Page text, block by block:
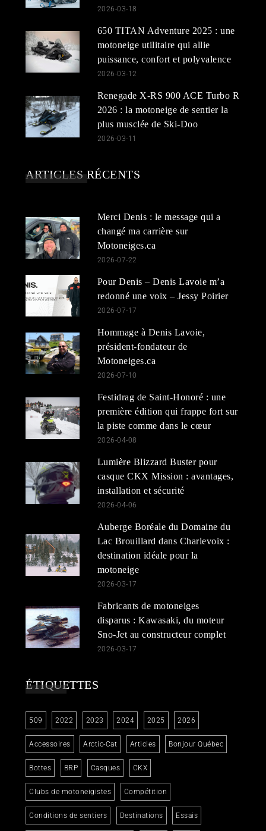
2026-03-18
650 TITAN Adventure 2025 : une
motoneige utilitaire qui allie
puissance, confort et polyvalence
2026-03-12
Renegade X-RS 900 ACE Turbo R
2026 : la motoneige de sentier la
plus musclée de Ski-Doo
2026-03-11
ARTICLES RÉCENTS
Merci Denis : le message qui a
changé ma carrière sur
Motoneiges.ca
2026-07-22
Pour Denis – Denis Lavoie m’a
redonné une voix – Jessy Poirier
2026-07-17
Hommage à Denis Lavoie,
président-fondateur de
Motoneiges.ca
2026-07-10
Festidrag de Saint-Honoré : une
première édition qui frappe fort sur
la piste comme dans le cœur
2026-04-08
Lumière Blizzard Buster pour
casque CKX Mission : avantages,
installation et sécurité
2026-04-06
Auberge Boréale du Domaine du
Lac Brouillard dans Charlevoix :
destination idéale pour la
motoneige
2026-03-17
Fabricants de motoneiges
disparus : Kawasaki, du moteur
Sno-Jet au constructeur complet
2026-03-17
ÉTIQUETTES
509 2022 2023 2024 2025 2026
Accessoires Arctic-Cat Articles Bonjour Québec
Bottes BRP Casques CKX
Clubs de motoneigistes Compétition
Conditions de sentiers Destinations Essais